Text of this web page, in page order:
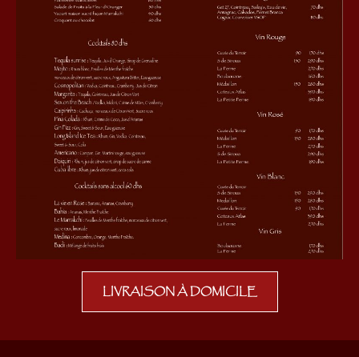
LIVRAISON À DOMICILE